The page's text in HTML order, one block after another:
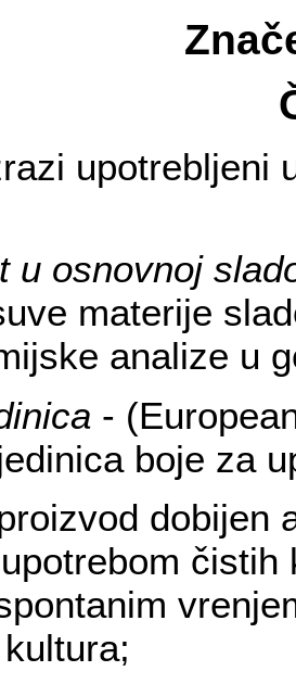
upotrebljeni
u osnovnoj
materije
analize u
-
boje za
dobijen